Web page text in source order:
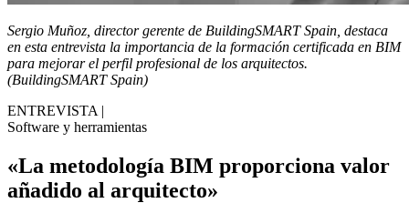
Sergio Muñoz, director gerente de BuildingSMART Spain, destaca
en esta entrevista la importancia de la formación certificada en BIM
para mejorar el perfil profesional de los arquitectos.
(BuildingSMART Spain)
ENTREVISTA |
Software y herramientas
«La metodología BIM proporciona valor
añadido al arquitecto»